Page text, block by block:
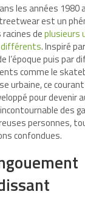
les années
est un
deplusieurs
. Inspiré
l’époque puis par
comme le
urbaine, ce
pour devenir
des
personnes,
confondues.